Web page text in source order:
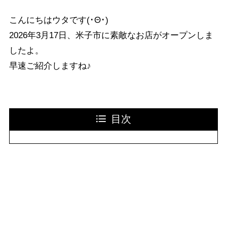
こんにちはウタです(･Θ･)
2026年3月17日、米子市に素敵なお店がオープンしま
したよ。
早速ご紹介しますね♪
目次